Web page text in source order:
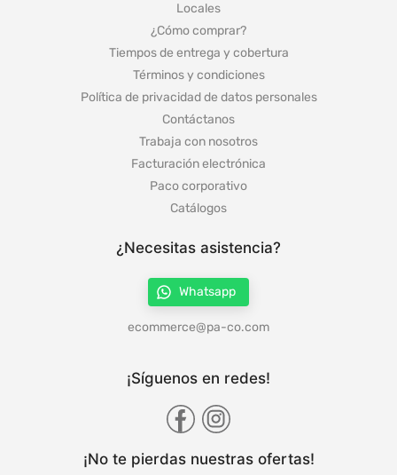
Locales
¿Cómo comprar?
Tiempos de entrega y cobertura
Términos y condiciones
Política de privacidad de datos personales
Contáctanos
Trabaja con nosotros
Facturación electrónica
Paco corporativo
Catálogos
¿Necesitas asistencia?
Whatsapp
ecommerce@pa-co.com
¡Síguenos en redes!
¡No te pierdas nuestras ofertas!